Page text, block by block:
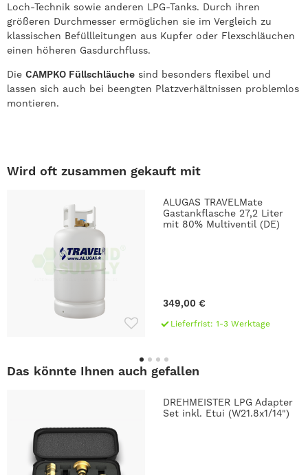
Loch-Technik sowie anderen LPG-Tanks. Durch ihren
größeren Durchmesser ermöglichen sie im Vergleich zu
klassischen Befüllleitungen aus Kupfer oder Flexschläuchen
einen höheren Gasdurchfluss.
Die CAMPKO Füllschläuche sind besonders flexibel und
lassen sich auch bei beengten Platzverhältnissen problemlos
montieren.
Wird oft zusammen gekauft mit
ALUGAS TRAVELMate
Gastankflasche 27,2 Liter
mit 80% Multiventil (DE)
349,00 €
Lieferfrist: 1-3 Werktage
Das könnte Ihnen auch gefallen
DREHMEISTER LPG Adapter
Set inkl. Etui (W21.8x1/14")